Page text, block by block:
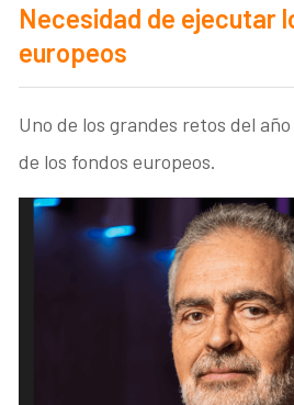
Necesidad de ejecutar
europeos
Uno de los grandes retos del
de los fondos europeos.